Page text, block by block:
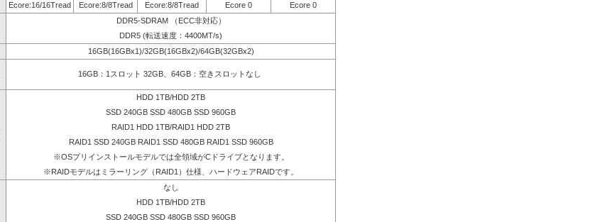
Ecore:16/16Tread
Ecore:8/8Tread Ecore:8/8Tread Ecore 0 Ecore 0
DDR5-SDRAM （ECC非対応）
DDR5 (転送速度：4400MT/s)
16GB(16GBx1)/32GB(16GBx2)/64GB(32GBx2)
16GB：1スロット 32GB、64GB：空きスロットなし
HDD 1TB/HDD 2TB
SSD 240GB SSD 480GB SSD 960GB
RAID1 HDD 1TB/RAID1 HDD 2TB
RAID1 SSD 240GB RAID1 SSD 480GB RAID1 SSD 960GB
※OSプリインストールモデルでは全領域がCドライブとなります。
※RAIDモデルはミラーリング（RAID1）仕様、ハードウェアRAIDです。
なし
HDD 1TB/HDD 2TB
SSD 240GB SSD 480GB SSD 960GB